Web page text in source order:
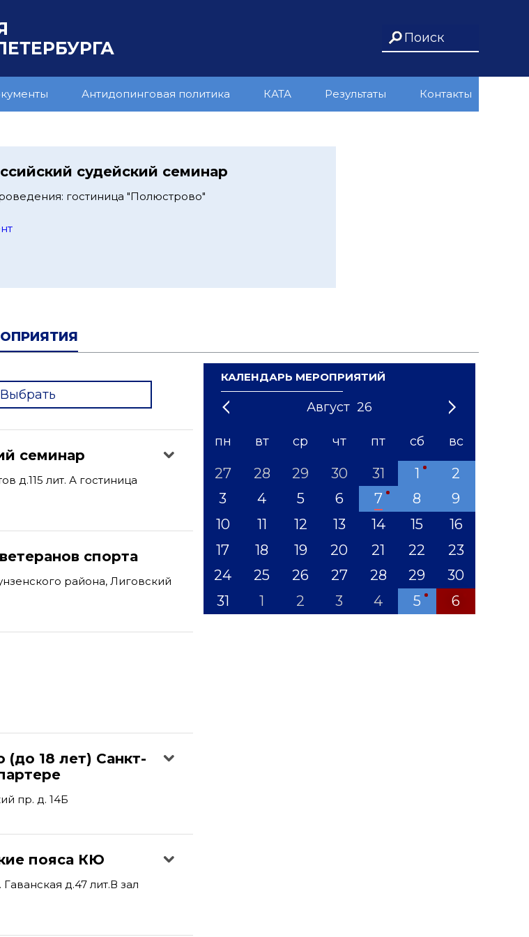
Антидопинговая политика КАТА Результаты Контакты
судейский семинар
гостиница "Полюстрово"
Выбрать
семинар
д.115 лит. А гостиница
спорта
района, Лиговский
(до 18 лет) Санкт-
пр. д. 14Б
пояса КЮ
д.47 лит.В зал
КАЛЕНДАРЬ МЕРОПРИЯТИЙ
Август 26
1 3 5 8 10 12
'21 '23 '24 '25 '26 '27 '28 '29 '31
пн вт ср чт пт сб вс
27 28 29 30 31 1
2
3
4 5 6 7 8
9
10
11 12 13 14 15
16
17
18 19 20 21 22
23
24
25 26 27 28 29
30
31
1 2 3 4 5 6